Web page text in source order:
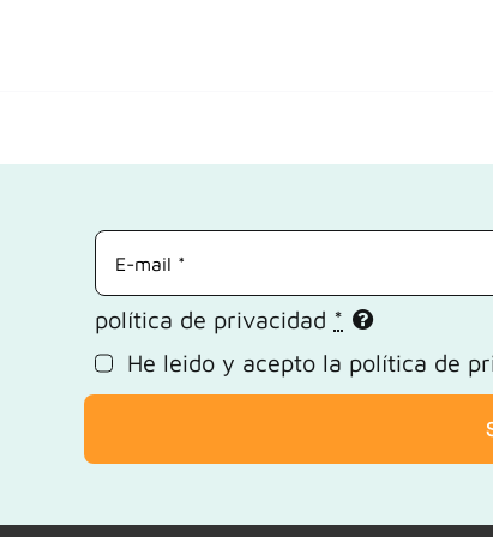
política de privacidad *
He leido y acepto la política de